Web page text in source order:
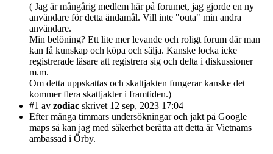
( Jag är mångårig medlem här på forumet, jag gjorde en ny
användare för detta ändamål. Vill inte "outa" min andra
användare.
Min belöning? Ett lite mer levande och roligt forum där man
kan få kunskap och köpa och sälja. Kanske locka icke
registrerade läsare att registrera sig och delta i diskussioner
m.m.
Om detta uppskattas och skattjakten fungerar kanske det
kommer flera skattjakter i framtiden.)
#1 av zodiac skrivet 12 sep, 2023 17:04
Efter många timmars undersökningar och jakt på Google
maps så kan jag med säkerhet berätta att detta är Vietnams
ambassad i Örby.